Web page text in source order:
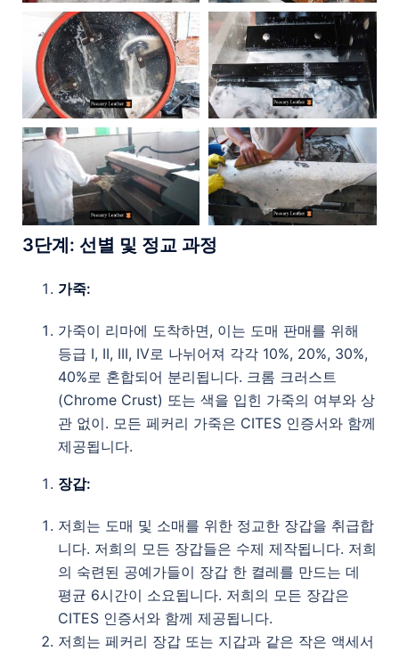
3단계: 선별 및 정교 과정
가죽:
가죽이 리마에 도착하면, 이는 도매 판매를 위해
등급 I, II, III, IV로 나뉘어져 각각 10%, 20%, 30%,
40%로 혼합되어 분리됩니다. 크롬 크러스트
(Chrome Crust) 또는 색을 입힌 가죽의 여부와 상
관 없이. 모든 페커리 가죽은 CITES 인증서와 함께
제공됩니다.
장갑:
저희는 도매 및 소매를 위한 정교한 장갑을 취급합
니다. 저희의 모든 장갑들은 수제 제작됩니다. 저희
의 숙련된 공예가들이 장갑 한 켤레를 만드는 데
평균 6시간이 소요됩니다. 저희의 모든 장갑은
CITES 인증서와 함께 제공됩니다.
저희는 페커리 장갑 또는 지갑과 같은 작은 액세서